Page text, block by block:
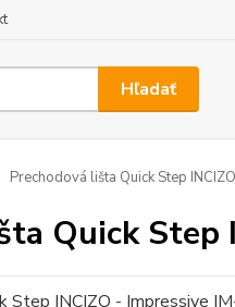
Hľadať
Prechodová lišta Quick Step
Quick